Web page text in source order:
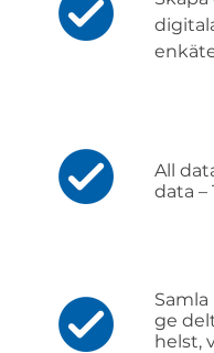
All
data –
ge
helst,